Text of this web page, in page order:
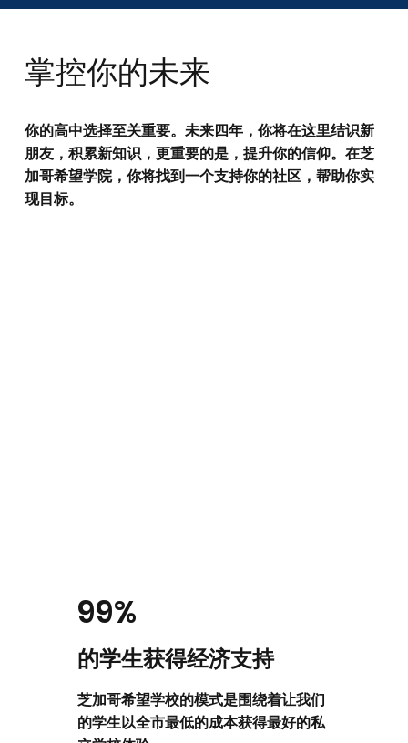
99%
的学生获得经济支持
芝加哥希望学校的模式是围绕着让我们
的学生以全市最低的成本获得最好的私
掌控你的未来
你的高中选择至关重要。未来四年，你将在这里结识新
朋友，积累新知识，更重要的是，提升你的信仰。在芝
加哥希望学院，你将找到一个支持你的社区，帮助你实
现目标。